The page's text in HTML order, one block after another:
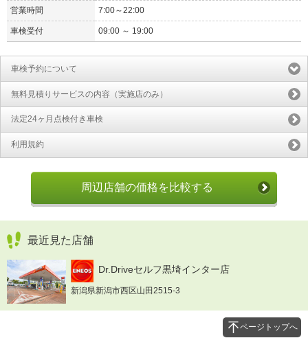
営業時間 7:00～22:00
車検受付 09:00 ～ 19:00
車検予約について
無料見積りサービスの内容（実施店のみ）
法定24ヶ月点検付き車検
利用規約
周辺店舗の価格を比較する
最近見た店舗
Dr.Driveセルフ黒埼インター店
新潟県新潟市西区山田2515-3
ページトップへ